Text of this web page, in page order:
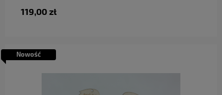
119,00 zł
Nowość